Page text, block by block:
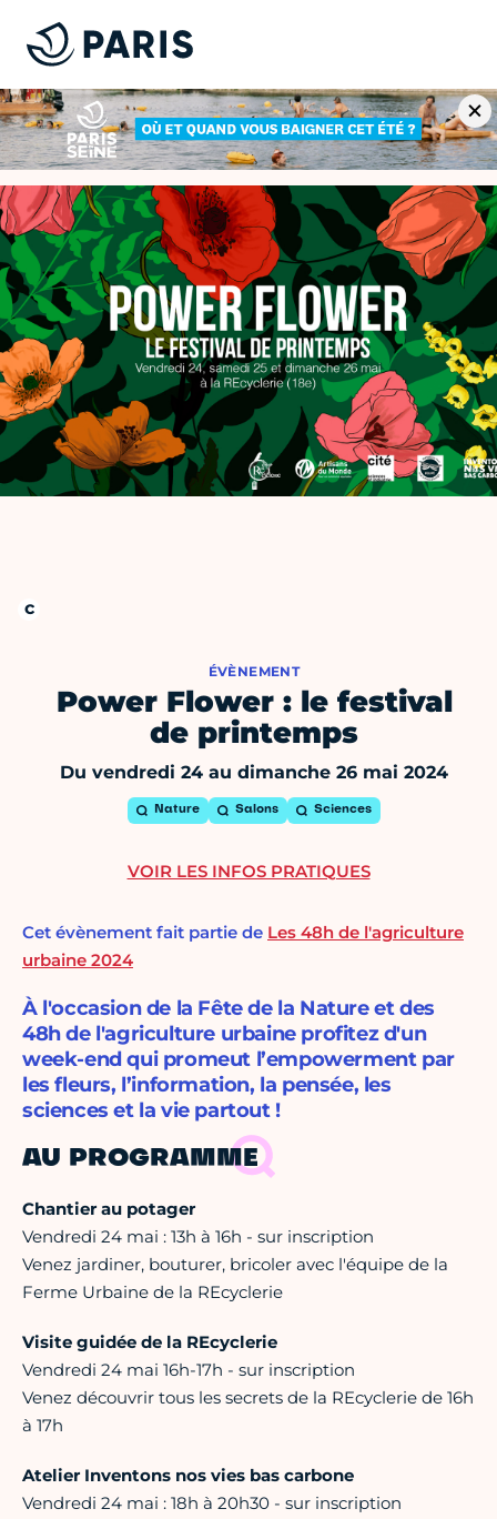
ÉVÈNEMENT
Power Flower : le festival
de printemps
Du vendredi 24 au dimanche 26 mai 2024
Nature Salons Sciences
Cet évènement fait partie de Les 48h de l'agriculture
urbaine 2024
À l'occasion de la Fête de la Nature et des
48h de l'agriculture urbaine profitez d'un
week-end qui promeut l’empowerment par
les fleurs, l’information, la pensée, les
sciences et la vie partout !
AU PROGRAMME
Chantier au potager
Vendredi 24 mai : 13h à 16h - sur inscription
Venez jardiner, bouturer, bricoler avec l'équipe de la
Ferme Urbaine de la REcyclerie
Visite guidée de la REcyclerie
Vendredi 24 mai 16h-17h - sur inscription
Venez découvrir tous les secrets de la REcyclerie de 16h
à 17h
Atelier Inventons nos vies bas carbone
Vendredi 24 mai : 18h à 20h30 - sur inscription
VOIR LES INFOS PRATIQUES